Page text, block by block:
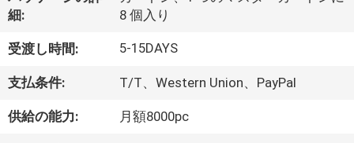
シ
ョ
ー
細:
8 個入り
受渡し時間: 5-15DAYS
支払条件: T/T、Western Union、PayPal
供給の能力: 月額8000pc